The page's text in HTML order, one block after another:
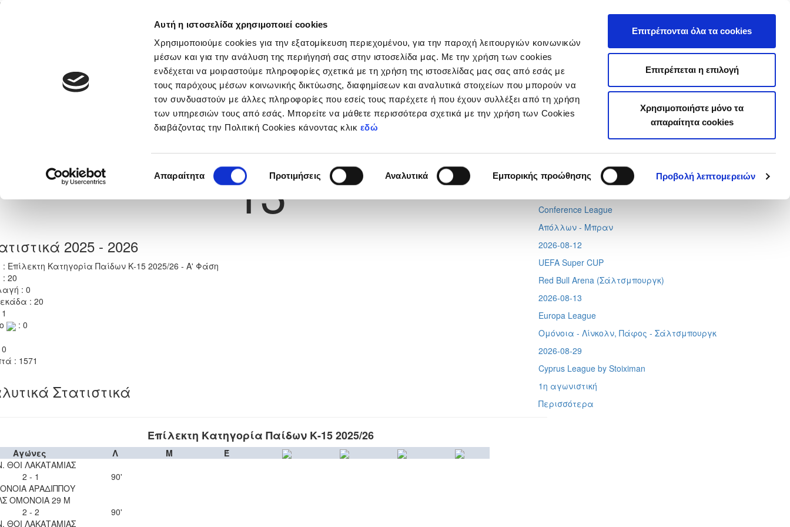
Αυτή η ιστοσελίδα χρησιμοποιεί cookies
Χρησιμοποιούμε cookies για την εξατομίκευση περιεχομένου, για την παροχή λειτουργιών κοινωνικών
μέσων και για την ανάλυση της περιήγησή σας στην ιστοσελίδα μας. Με την χρήση των cookies
ενδέχεται να μοιραστούμε πληροφορίες σχετικά με τη χρήση της ιστοσελίδας μας σας από εσάς με
τους παρόχους μέσων κοινωνικής δικτύωσης, διαφημίσεων και αναλυτικά στοιχείων που μπορούν να
τον συνδυαστούν με άλλες πληροφορίες που εσείς τους παρέχετε ή που έχουν συλλέξει από τη χρήση
των υπηρεσιών τους από εσάς. Μπορείτε να μάθετε περισσότερα σχετικά με την χρήση των Cookies
διαβάζοντας την Πολιτική Cookies κάνοντας κλικ εδώ
συγκατάθεσης
Απαραίτητα Προτιμήσεις Αναλυτικά Εμπορικής προώθησης Προβολή λεπτομερειών
Επιτρέπονται όλα τα cookies
Επιτρέπεται η επιλογή
Χρησιμοποιήστε μόνο τα
απαραίτητα cookies
Νέα & Πληροφορίες Εθνικές Ομάδες Διοργανώσεις
Previous Next
ΑΒΕΡΚΙΟΣ ΠΕΤΡΟΥ
Νούμερο Φανέλας
13
2025 - 2026
: Επίλεκτη Κατηγορία Παίδων Κ-15 2025/26 - Α' Φάση
20
: 0
: 20
: 0
: 1571
Στατιστικά
Επίλεκτη Κατηγορία Παίδων Κ-15 2025/26
Αγώνες Λ Μ
Έ
ΘΟΙ ΛΑΚΑΤΑΜΙΑΣ
2 - 1
ΑΡΑΔΙΠΠΟΥ
90'
ΟΜΟΝΟΙΑ 29 Μ
2 - 2
ΘΟΙ ΛΑΚΑΤΑΜΙΑΣ
90'
Tweets by CyprusFA
Προσεχή γεγονότα
Europa League
Λίνκολν - Ομόνοια,
Σάλτσμπουργκ – Πάφος
Conference League
Απόλλων - Μπραν
2026-08-12
UEFA Super CUP
Red Bull Arena (Σάλτσμπουργκ)
2026-08-13
Europa League
Ομόνοια - Λίνκολν, Πάφος - Σάλτσμπουργκ
2026-08-29
Cyprus League by Stoiximan
1η αγωνιστική
Περισσότερα